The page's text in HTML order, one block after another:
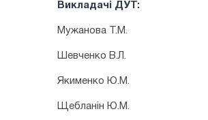
Викладачі ДУТ:
Мужанова Т.М.
Шевченко В.Л.
Якименко Ю.М.
Щебланін Ю.М.